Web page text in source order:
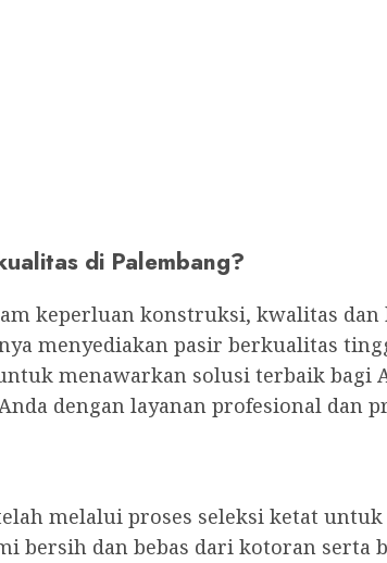
di Palembang?
keperluan konstruksi, kwalitas
menyediakan pasir berkualitas
menawarkan solusi terbaik bagi
dengan layanan profesional dan
melalui proses seleksi ketat
bersih dan bebas dari kotoran serta